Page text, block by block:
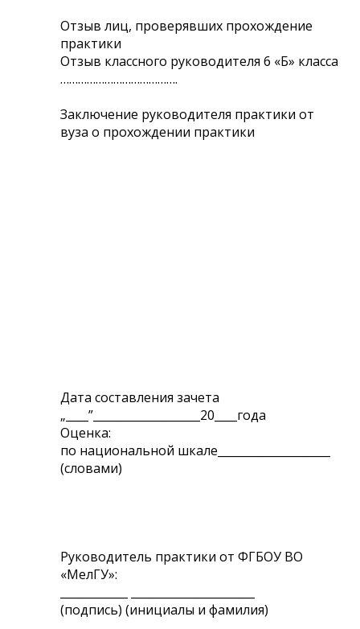
Отзыв лиц, проверявших прохождение
практики
Отзыв классного руководителя 6 «Б» класса
………………………………….
Заключение руководителя практики от
вуза о прохождении практики
Дата составления зачета
„____”___________________20____года
Оценка:
по национальной шкале____________________
(словами)
Руководитель практики от ФГБОУ ВО
«МелГУ»:
(подпись) (инициалы и фамилия)